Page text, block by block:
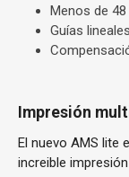
Menos de
Guías
Impresión
El nuevo AMS lite
increible